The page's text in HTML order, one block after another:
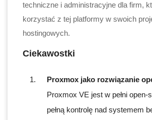
techniczne i administracyjne dla firm,
korzystać z tej platformy w swoich
hostingowych.
Ciekawostki
Proxmox jako rozwiązanie
Proxmox VE jest w pełni open-
pełną kontrolę nad systemem